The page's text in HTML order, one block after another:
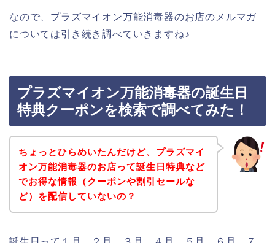
なので、プラズマイオン万能消毒器のお店のメルマガ
については引き続き調べていきますね♪
プラズマイオン万能消毒器の誕生日
特典クーポンを検索で調べてみた！
ちょっとひらめいたんだけど、プラズマイ
オン万能消毒器のお店って誕生日特典など
でお得な情報（クーポンや割引セールな
ど）を配信していないの？